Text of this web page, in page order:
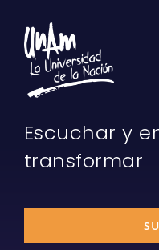
Escuchar y
transformar